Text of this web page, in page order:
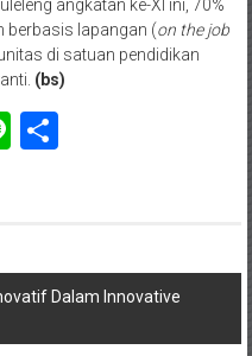
angkatan ke-XI ini, 70%
berbasis lapangan (on the job
di satuan pendidikan
(bs)
LineShare
Dalam Innovative